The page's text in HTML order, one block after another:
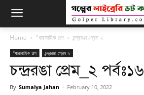
Home "ধারাবাহিক গল্প চন্দ্ররঙা প্রেম ২
"ধারাবাহিক গল্প চন্দ্ররঙা প্রেম ২
চন্দ্ররঙা প্রেম_২ পর্বঃ১৬
By Sumaiya Jahan - February 10, 2022